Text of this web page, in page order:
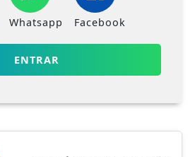
Whatsapp Facebook
ENTRAR